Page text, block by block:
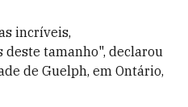
incríveis,
tamanho", declarou
de Guelph, em Ontário,